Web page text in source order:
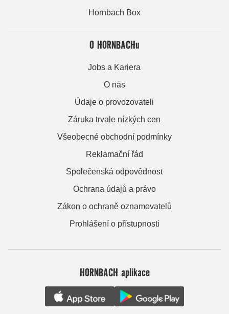
Hornbach Box
O HORNBACHu
Jobs a Kariera
O nás
Údaje o provozovateli
Záruka trvale nízkých cen
Všeobecné obchodní podmínky
Reklamační řád
Společenská odpovědnost
Ochrana údajů a právo
Zákon o ochraně oznamovatelů
Prohlášení o přístupnosti
HORNBACH aplikace